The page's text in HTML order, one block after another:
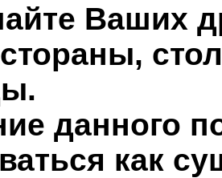
Ваших
данного
как